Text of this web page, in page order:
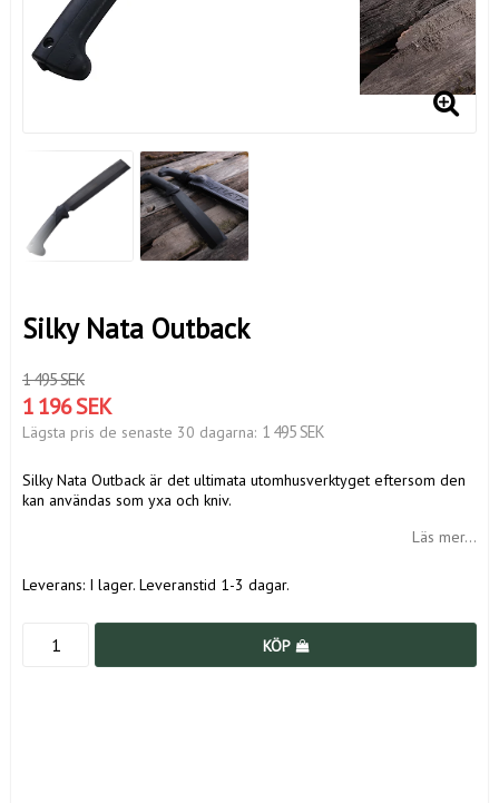
Silky Nata Outback
1 495 SEK
1 196 SEK
Lägsta pris de senaste 30 dagarna 1 495 SEK
Silky Nata Outback är det ultimata utomhusverktyget eftersom den
kan användas som yxa och kniv.
Läs mer...
Leverans: I lager. Leveranstid 1-3 dagar.
KÖP